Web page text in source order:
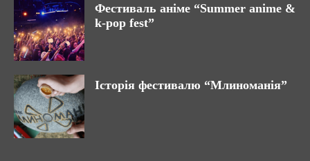
Фестиваль аніме “Summer anime &
k-pop fest”
Історія фестивалю “Млиноманія”